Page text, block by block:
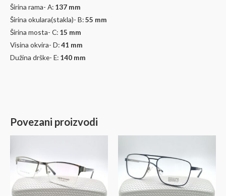
Širina rama- A: 137 mm
Širina okulara(stakla)- B:55 mm
Širina mosta- C: 15 mm
Visina okvira- D:41 mm
Dužina drške- E: 140 mm
Povezani proizvodi